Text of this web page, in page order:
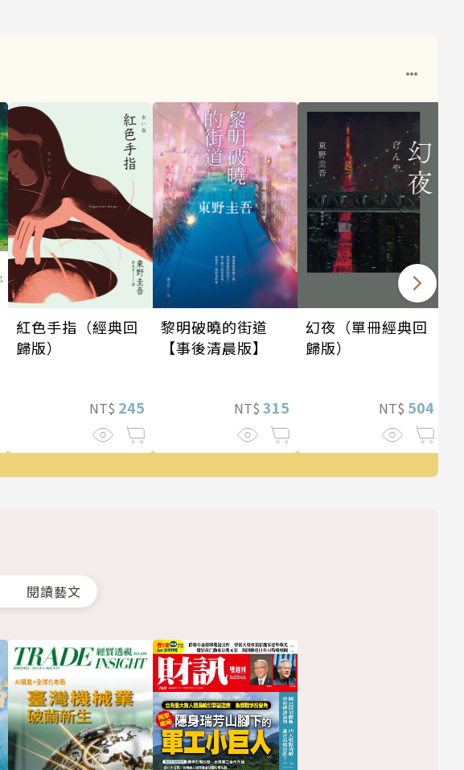
紅色手指（經典回
歸版）
NT$ 245
黎明破曉的街道
【事後清晨版】
NT$ 315
幻夜（單冊經典回
歸版）
NT$ 504
閱讀藝文